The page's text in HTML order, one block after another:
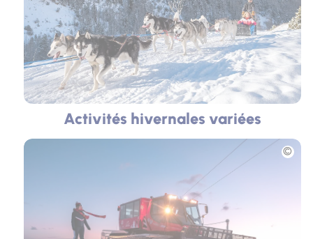
Activités hivernales variées
Photo